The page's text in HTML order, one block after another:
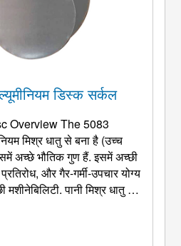
डिस्क सर्कल
Overview The5083
मिश्र धातु से बना है (उच्च
अच्छे भौतिक गुण हैं. इसमें अच्छी
और गैर-गर्मी-उपचार योग्य
पानी मिश्र धातु में
हे H12